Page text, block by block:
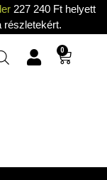
227 240 Ft helyett
0